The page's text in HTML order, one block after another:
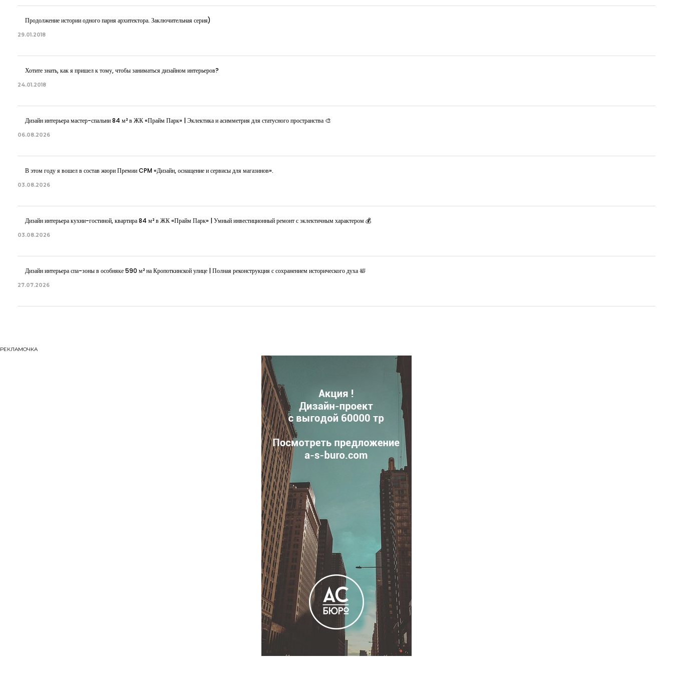
Продолжение истории одного парня архитектора. Заключительная серия)
29.01.2018
Хотите знать, как я пришел к тому, чтобы заниматься дизайном интерьеров?
24.01.2018
Дизайн интерьера мастер-спальни 84 м² в ЖК «Прайм Парк» | Эклектика и асимметрия для статусного пространства 🎨
06.08.2026
В этом году я вошел в состав жюри Премии CPM «Дизайн, оснащение и сервисы для магазинов».
03.08.2026
Дизайн интерьера кухни-гостиной, квартира 84 м² в ЖК «Прайм Парк» | Умный инвестиционный ремонт с эклектичным характером 💰
03.08.2026
Дизайн интерьера спа-зоны в особняке 590 м² на Кропоткинской улице | Полная реконструкция с сохранением исторического духа 🛀
27.07.2026
РЕКЛАМОЧКА